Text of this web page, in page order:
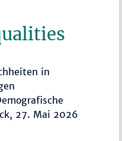
in
27. Mai 2026